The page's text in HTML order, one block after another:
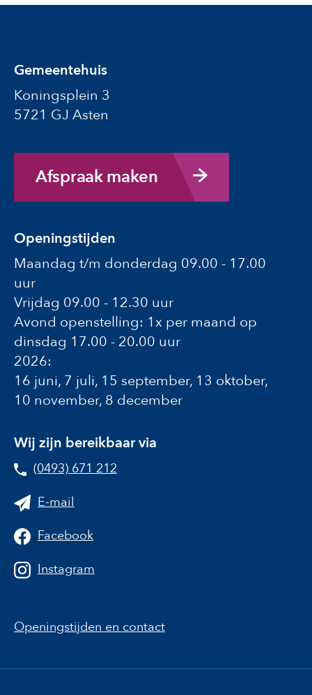
Gemeentehuis
Koningsplein 3
5721 GJ Asten
Afspraak maken
Openingstijden
Maandag t/m donderdag 09.00 - 17.00
uur
Vrijdag 09.00 - 12.30 uur
Avond openstelling: 1x per maand op
dinsdag 17.00 - 20.00 uur
2026:
16 juni, 7 juli, 15 september, 13 oktober,
10 november, 8 december
Wij zijn bereikbaar via
(0493) 671 212
E-mail
Facebook
Instagram
Openingstijden en contact